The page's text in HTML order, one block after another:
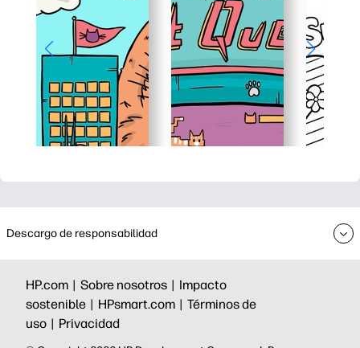
Descargo de responsabilidad
HP.com | Sobre nosotros | Impacto
sostenible | HPsmart.com | Términos de
uso | Privacidad